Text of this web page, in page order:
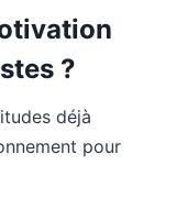
?
déjà
pour